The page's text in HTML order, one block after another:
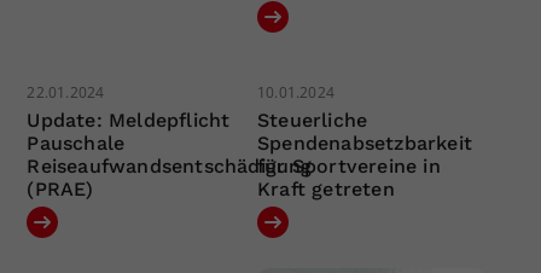
22.01.2024
Update: Meldepflicht
Pauschale
Reiseaufwandsentschädigung
(PRAE)
10.01.2024
Steuerliche
Spendenabsetzbarkeit
für Sportvereine in
Kraft getreten